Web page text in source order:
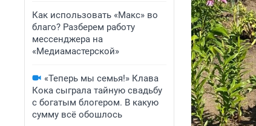
Как использовать «Макс» во
благо? Разберем работу
мессенджера на
«Медиамастерской»
«Теперь мы семья!» Клава
Кока сыграла тайную свадьбу
с богатым блогером. В какую
сумму всё обошлось